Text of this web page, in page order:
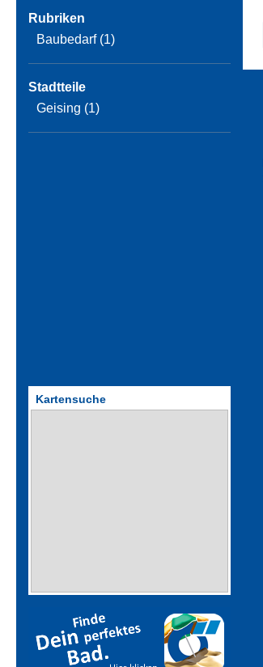
Rubriken
Baubedarf (1)
Stadtteile
Geising (1)
Kartensuche